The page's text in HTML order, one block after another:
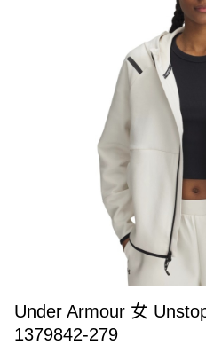
Under Armour 女
1379842-279